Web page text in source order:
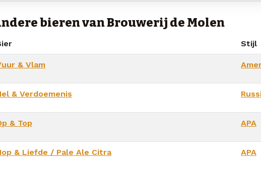
bieren van Brouwerij de Molen
Stijl
& Vlam
& Verdoemenis
& Top APA
& Liefde / Pale Ale Citra APA